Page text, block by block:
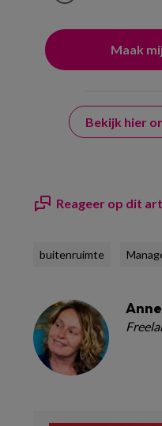
Bekijk hier
Reageer op dit
buitenruimte